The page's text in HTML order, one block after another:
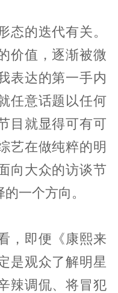
态的迭代有关。
价值，逐渐被微
表达的第一手内
任意话题以任何
目就显得可有可
艺在做纯粹的明
向大众的访谈节
一个方向。
，即便《康熙来
是观众了解明星
辣调侃、将冒犯